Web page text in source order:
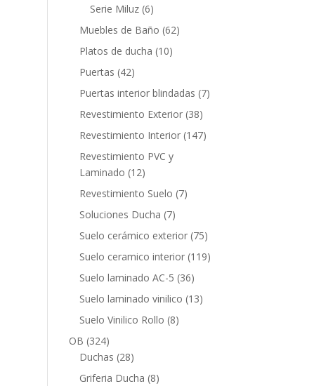
productos
Serie Miluz 66
productos
Muebles de Baño 6262
Platos de ducha 1010
Puertas 4242
productos
Puertas interior blindadas 77
Revestimiento Exterior 3838
productos
Revestimiento Interior 147147
Revestimiento PVC y
Laminado 1212
productos
Revestimiento Suelo 77
Soluciones Ducha 77
productos
Suelo cerámico exterior 7575
productos
Suelo ceramico interior 119119
Suelo laminado AC-5 3636
productos
Suelo laminado vinilico 1313
Suelo Vinilico Rollo 88
OB 324324
productos
Duchas 2828
productos
Griferia Ducha 88